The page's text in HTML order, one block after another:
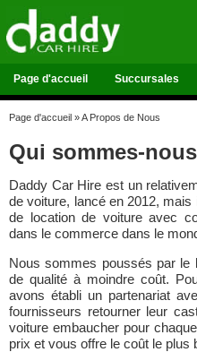
Page d'accueil Succursales
Page d'accueil »A Propos de Nous
Qui sommes-nous
Daddy Car Hire est un
de voiture, lancé en 2012,
de location de voiture avec
dans le commerce dans le
Nous sommes poussés par le
de qualité à moindre coût.
avons établi un partenariat
fournisseurs retourner leur
voiture embaucher pour
prix et vous offre le coût le plus